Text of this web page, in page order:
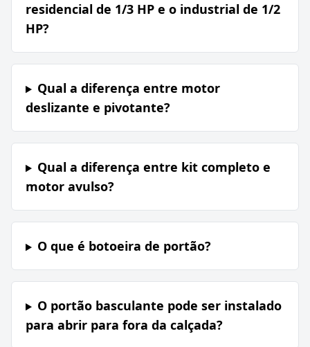
residencial de 1/3 HP e o industrial de 1/2
HP?
Qual a diferença entre motor
deslizante e pivotante?
Qual a diferença entre kit completo e
motor avulso?
O que é botoeira de portão?
O portão basculante pode ser instalado
para abrir para fora da calçada?